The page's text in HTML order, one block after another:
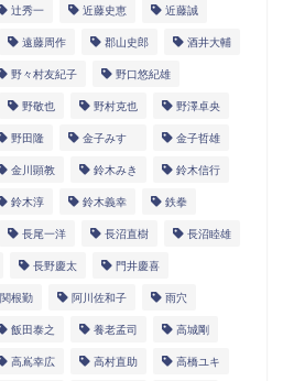
辻秀一 近藤史恵 近藤誠
遠藤周作 郡山史郎 酒井大輔
野々村友紀子 野口悠紀雄
野敬也 野村克也 野澤卓央
野田隆 金子みすゞ 金子哲雄
金川顕教 鈴木みき 鈴木信行
鈴木淳 鈴木義幸 鉄拳
長尾一洋 長沼直樹 長沼睦雄
長野慶太 門井慶喜
関根勤 阿川佐和子 雨穴
飯田泰之 養老孟司 高城剛
高嶌幸広 高村直助 高橋ユキ